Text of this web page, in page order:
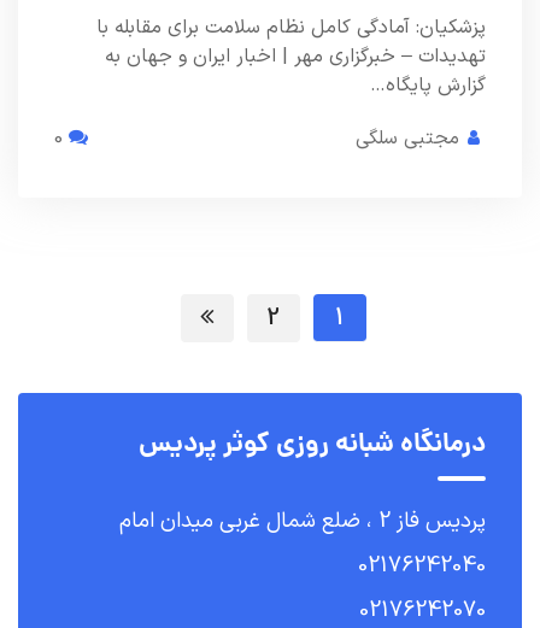
پزشکیان: آمادگی کامل نظام سلامت برای مقابله با
تهدیدات – خبرگزاری مهر | اخبار ایران و جهان به
گزارش پایگاه…
مجتبی سلگی
1
2
درمانگاه شبانه روزی کوثر پردیس
پردیس فاز 2 ، ضلع شمال غربی میدان امام
02176242040
02176242070